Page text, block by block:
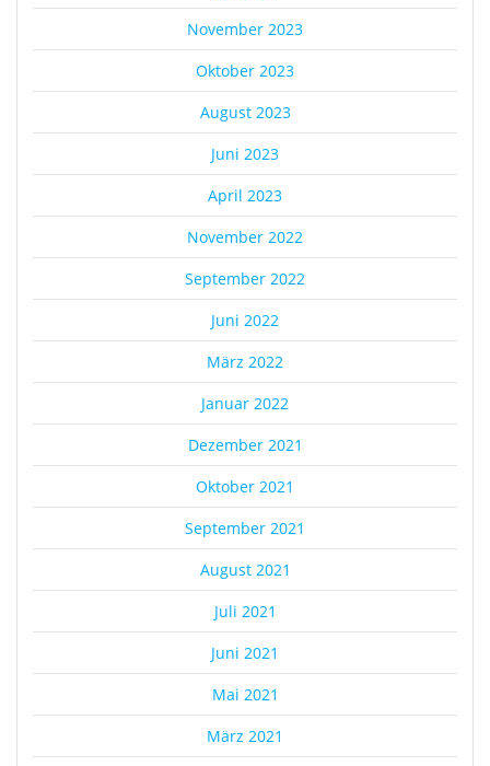
November 2023
Oktober 2023
August 2023
Juni 2023
April 2023
November 2022
September 2022
Juni 2022
März 2022
Januar 2022
Dezember 2021
Oktober 2021
September 2021
August 2021
Juli 2021
Juni 2021
Mai 2021
März 2021